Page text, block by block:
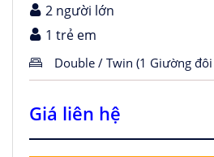
2 người lớn
1 trẻ em
Double / Twin (1 Giường
Giá liên hệ